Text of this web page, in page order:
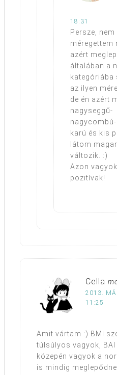
18:31
Persze,
méregettem
azért
általában a
kategóriába
az ilyen
de én azért
nagyseggű-
karú és kis
látom
változik. :)
Azon
pozitívak!
Cella
2013.
11:25
Amit vártam :) BMI
túlsúlyos vagyok,
közepén vagyok a
is mindig